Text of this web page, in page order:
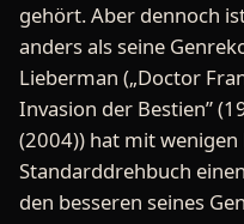
gehört. Aber dennoch
anders als seine
Lieberman („Doctor
Invasion der Bestien”
(2004)) hat mit
Standarddrehbuch
den besseren seines